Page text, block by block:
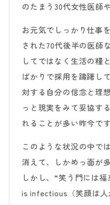
のたまう30代女性医師
お元気でしっかり仕事
された70代後半の医師
してではなく生活の糧
ばかりで採用を躊躇し
対する自分の信念と理
っと現実をみて妥協す
れることが多い昨今です
このような状況の中で
消えて、しかめっ面が
しかし、“笑う門には
is infectious（笑顔は